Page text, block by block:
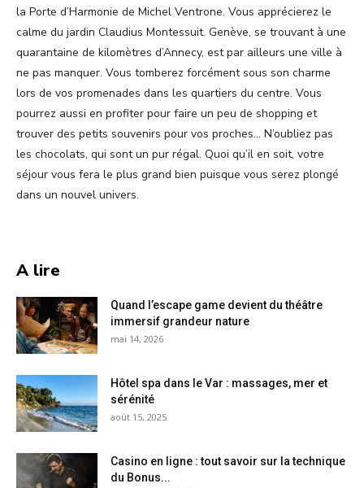
la Porte d’Harmonie de Michel Ventrone. Vous apprécierez le
calme du jardin Claudius Montessuit. Genève, se trouvant à une
quarantaine de kilomètres d’Annecy, est par ailleurs une ville à
ne pas manquer. Vous tomberez forcément sous son charme
lors de vos promenades dans les quartiers du centre. Vous
pourrez aussi en profiter pour faire un peu de shopping et
trouver des petits souvenirs pour vos proches… N’oubliez pas
les chocolats, qui sont un pur régal. Quoi qu’il en soit, votre
séjour vous fera le plus grand bien puisque vous serez plongé
dans un nouvel univers.
A lire
Quand l’escape game devient du théâtre
immersif grandeur nature
mai 14, 2026
Hôtel spa dans le Var : massages, mer et
sérénité
août 15, 2025
Casino en ligne : tout savoir sur la technique
du Bonus...